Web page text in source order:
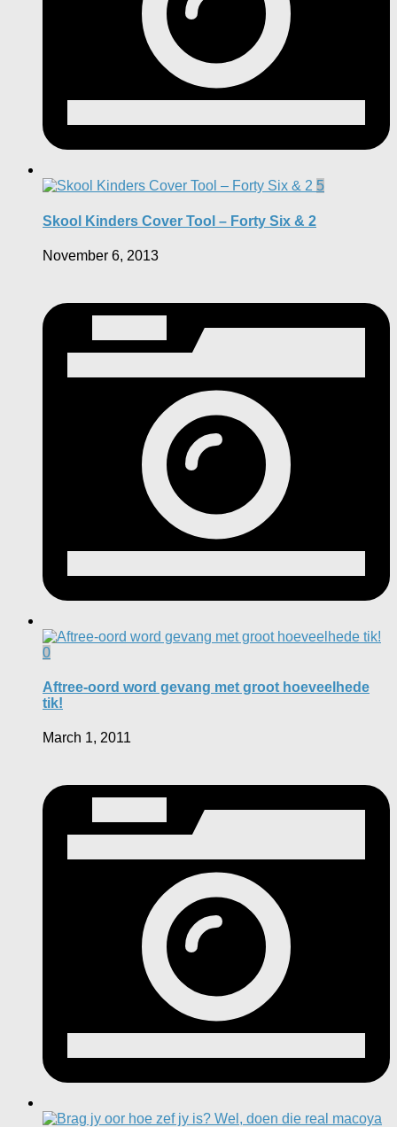
5
Skool Kinders Cover Tool – Forty Six & 2
November 6, 2013
0
Aftree-oord word gevang met groot hoeveelhede
tik!
March 1, 2011